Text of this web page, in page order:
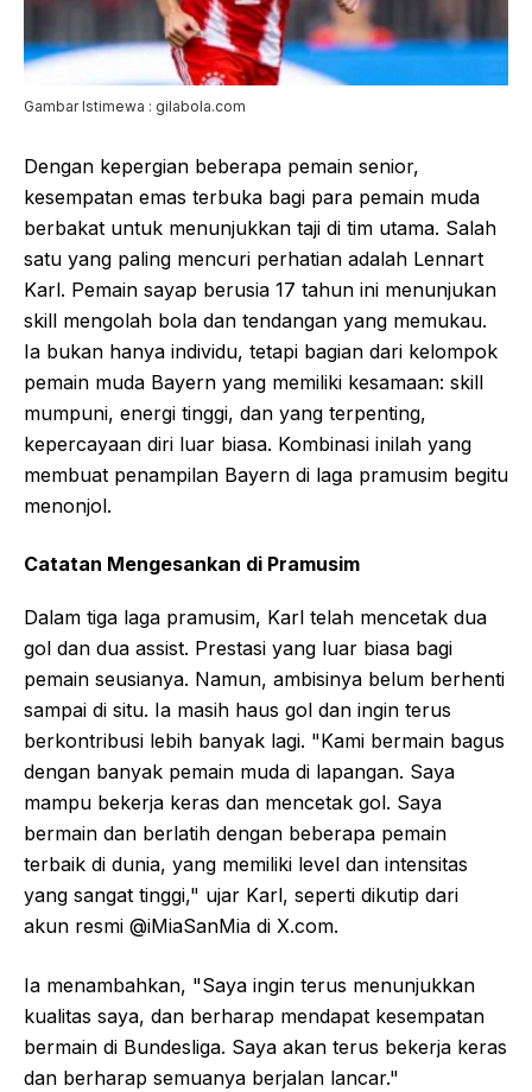
Gambar Istimewa : gilabola.com
Dengan kepergian beberapa pemain senior,
kesempatan emas terbuka bagi para pemain muda
berbakat untuk menunjukkan taji di tim utama. Salah
satu yang paling mencuri perhatian adalah Lennart
Karl. Pemain sayap berusia 17 tahun ini menunjukan
skill mengolah bola dan tendangan yang memukau.
Ia bukan hanya individu, tetapi bagian dari kelompok
pemain muda Bayern yang memiliki kesamaan: skill
mumpuni, energi tinggi, dan yang terpenting,
kepercayaan diri luar biasa. Kombinasi inilah yang
membuat penampilan Bayern di laga pramusim begitu
menonjol.
Catatan Mengesankan di Pramusim
Dalam tiga laga pramusim, Karl telah mencetak dua
gol dan dua assist. Prestasi yang luar biasa bagi
pemain seusianya. Namun, ambisinya belum berhenti
sampai di situ. Ia masih haus gol dan ingin terus
berkontribusi lebih banyak lagi. "Kami bermain bagus
dengan banyak pemain muda di lapangan. Saya
mampu bekerja keras dan mencetak gol. Saya
bermain dan berlatih dengan beberapa pemain
terbaik di dunia, yang memiliki level dan intensitas
yang sangat tinggi," ujar Karl, seperti dikutip dari
akun resmi @iMiaSanMia di X.com.
Ia menambahkan, "Saya ingin terus menunjukkan
kualitas saya, dan berharap mendapat kesempatan
bermain di Bundesliga. Saya akan terus bekerja keras
dan berharap semuanya berjalan lancar."